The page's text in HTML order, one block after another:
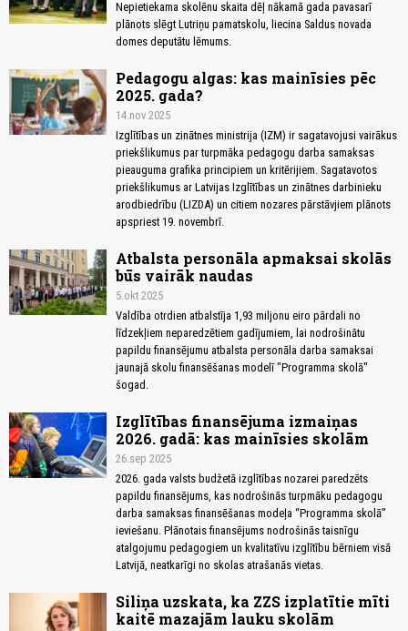
Nepietiekama skolēnu skaita dēļ nākamā gada pavasarī
plānots slēgt Lutriņu pamatskolu, liecina Saldus novada
domes deputātu lēmums.
Pedagogu algas: kas mainīsies pēc
2025. gada?
14.nov 2025
Izglītības un zinātnes ministrija (IZM) ir sagatavojusi vairākus
priekšlikumus par turpmāka pedagogu darba samaksas
pieauguma grafika principiem un kritērijiem. Sagatavotos
priekšlikumus ar Latvijas Izglītības un zinātnes darbinieku
arodbiedrību (LIZDA) un citiem nozares pārstāvjiem plānots
apspriest 19. novembrī.
Atbalsta personāla apmaksai skolās
būs vairāk naudas
5.okt 2025
Valdība otrdien atbalstīja 1,93 miljonu eiro pārdali no
līdzekļiem neparedzētiem gadījumiem, lai nodrošinātu
papildu finansējumu atbalsta personāla darba samaksai
jaunajā skolu finansēšanas modelī "Programma skolā"
šogad.
Izglītības finansējuma izmaiņas
2026. gadā: kas mainīsies skolām
26.sep 2025
2026. gada valsts budžetā izglītības nozarei paredzēts
papildu finansējums, kas nodrošinās turpmāku pedagogu
darba samaksas finansēšanas modeļa “Programma skolā”
ieviešanu. Plānotais finansējums nodrošinās taisnīgu
atalgojumu pedagogiem un kvalitatīvu izglītību bērniem visā
Latvijā, neatkarīgi no skolas atrašanās vietas.
Siliņa uzskata, ka ZZS izplatītie mīti
kaitē mazajām lauku skolām